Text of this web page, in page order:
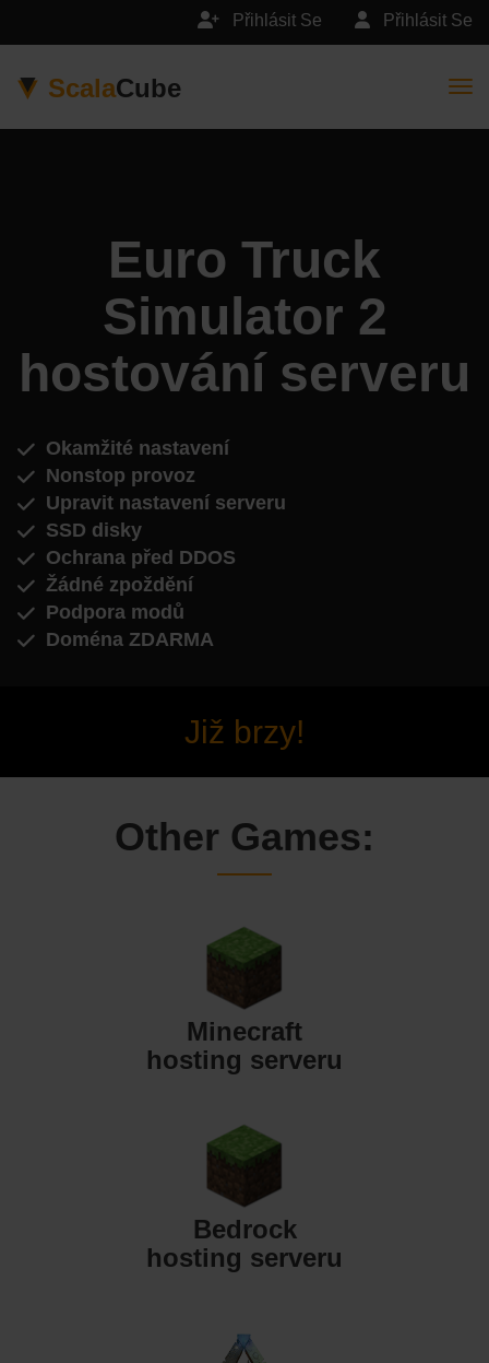
Přihlásit Se
Přihlásit Se
ScalaCube
Euro Truck
Simulator 2
hostování serveru
Okamžité nastavení
Nonstop provoz
Upravit nastavení serveru
SSD disky
Ochrana před DDOS
Žádné zpoždění
Podpora modů
Doména ZDARMA
Již brzy!
Other Games:
Minecraft
hosting serveru
Bedrock
hosting serveru